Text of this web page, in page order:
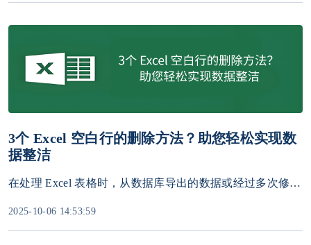
3个 Excel 空白行的删除方法？助您轻松实现数
据整洁
在处理 Excel 表格时，从数据库导出的数据或经过多次修改的报表中常常会夹杂着大量无用的空白行。这些空白行不仅影响表格的美观，更会导致排序、筛选、数据透视表等操作出错。
2025-10-06 14:53:59